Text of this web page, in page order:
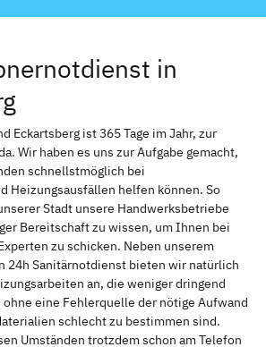
in
Eckartsberg ist 365 Tage im Jahr, zur
Wir haben es uns zur Aufgabe gemacht,
schnellstmöglich bei
Heizungsausfällen helfen können. So
Stadt unsere Handwerksbetriebe
Bereitschaft zu wissen, um Ihnen bei
zu schicken. Neben unserem
24h Sanitärnotdienst bieten wir natürlich
an, die weniger dringend
eine Fehlerquelle der nötige Aufwand
schlecht zu bestimmen sind.
Umständen trotzdem schon am Telefon